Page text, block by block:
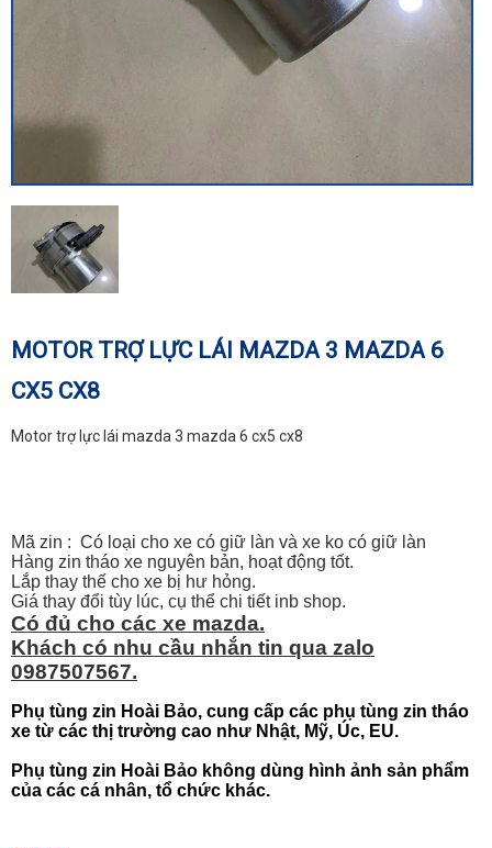
MOTOR TRỢ LỰC LÁI MAZDA 3 MAZDA 6
CX5 CX8
Motor trợ lực lái mazda 3 mazda 6 cx5 cx8
Mã zin : Có loại cho xe có giữ làn và xe ko có giữ làn
Hàng zin tháo xe nguyên bản, hoạt động tốt.
Lắp thay thế cho xe bị hư hỏng.
Giá thay đổi tùy lúc, cụ thể chi tiết inb shop.
Có đủ cho các xe mazda.
Khách có nhu cầu nhắn tin qua zalo
0987507567.
Phụ tùng zin Hoài Bảo, cung cấp các phụ tùng zin tháo
xe từ các thị trường cao như Nhật, Mỹ, Úc, EU.
Phụ tùng zin Hoài Bảo không dùng hình ảnh sản phẩm
của các cá nhân, tổ chức khác.